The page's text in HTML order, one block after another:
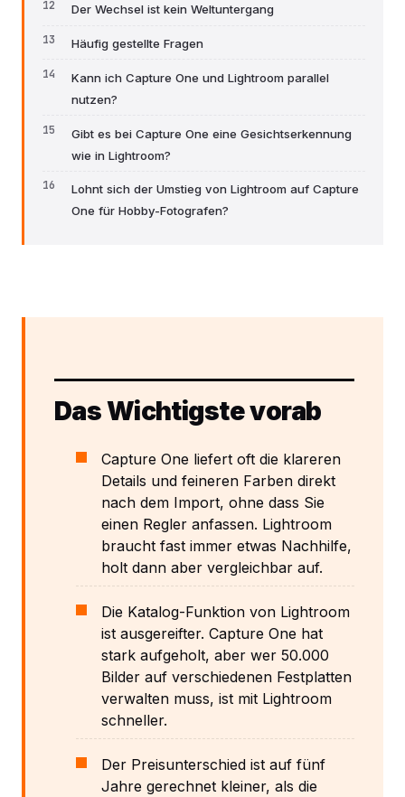
Der Wechsel ist kein Weltuntergang
Häufig gestellte Fragen
Kann ich Capture One und Lightroom parallel
nutzen?
Gibt es bei Capture One eine Gesichtserkennung
wie in Lightroom?
Lohnt sich der Umstieg von Lightroom auf Capture
One für Hobby-Fotografen?
Das Wichtigste vorab
Capture One liefert oft die klareren
Details und feineren Farben direkt
nach dem Import, ohne dass Sie
einen Regler anfassen. Lightroom
braucht fast immer etwas Nachhilfe,
holt dann aber vergleichbar auf.
Die Katalog-Funktion von Lightroom
ist ausgereifter. Capture One hat
stark aufgeholt, aber wer 50.000
Bilder auf verschiedenen Festplatten
verwalten muss, ist mit Lightroom
schneller.
Der Preisunterschied ist auf fünf
Jahre gerechnet kleiner, als die